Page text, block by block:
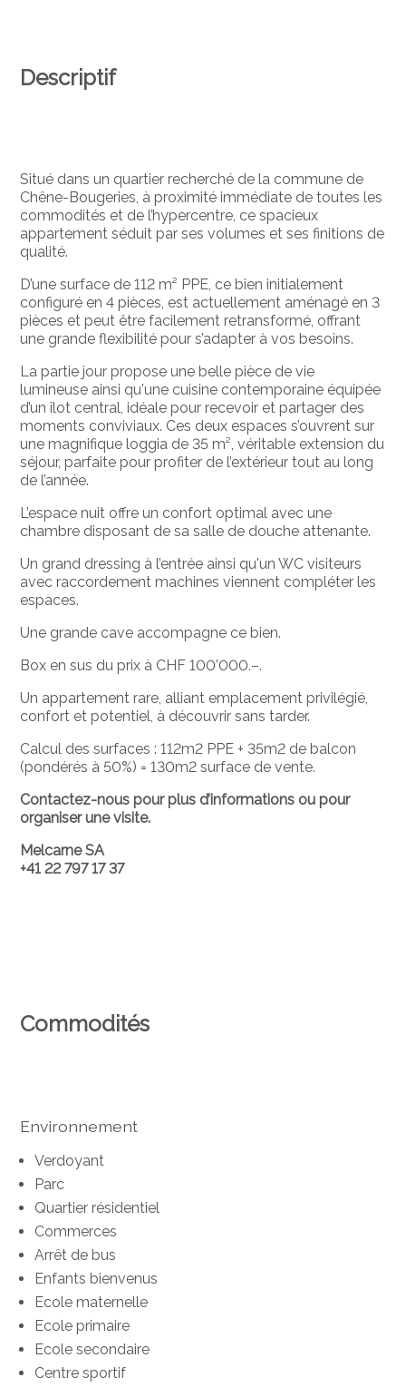
Descriptif
Situé dans un quartier recherché de la commune de
Chêne-Bougeries, à proximité immédiate de toutes les
commodités et de l’hypercentre, ce spacieux
appartement séduit par ses volumes et ses finitions de
qualité.
D’une surface de 112 m² PPE, ce bien initialement
configuré en 4 pièces, est actuellement aménagé en 3
pièces et peut être facilement retransformé, offrant
une grande flexibilité pour s’adapter à vos besoins.
La partie jour propose une belle pièce de vie
lumineuse ainsi qu'une cuisine contemporaine équipée
d’un îlot central, idéale pour recevoir et partager des
moments conviviaux. Ces deux espaces s’ouvrent sur
une magnifique loggia de 35 m², véritable extension du
séjour, parfaite pour profiter de l’extérieur tout au long
de l’année.
L’espace nuit offre un confort optimal avec une
chambre disposant de sa salle de douche attenante.
Un grand dressing à l’entrée ainsi qu'un WC visiteurs
avec raccordement machines viennent compléter les
espaces.
Une grande cave accompagne ce bien.
Box en sus du prix à CHF 100’000.–.
Un appartement rare, alliant emplacement privilégié,
confort et potentiel, à découvrir sans tarder.
Calcul des surfaces : 112m2 PPE + 35m2 de balcon
(pondérés à 50%) = 130m2 surface de vente.
Contactez-nous pour plus d’informations ou pour
organiser une visite.
Melcarne SA
+41 22 797 17 37
Commodités
Environnement
Verdoyant
Parc
Quartier résidentiel
Commerces
Arrêt de bus
Enfants bienvenus
Ecole maternelle
Ecole primaire
Ecole secondaire
Centre sportif